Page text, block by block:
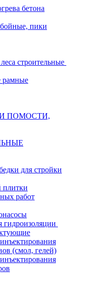
бетона
пики
строительные
рамные
ПОМОСТИ,
для стройки
работ
гидроизоляции
(смол, гелей)